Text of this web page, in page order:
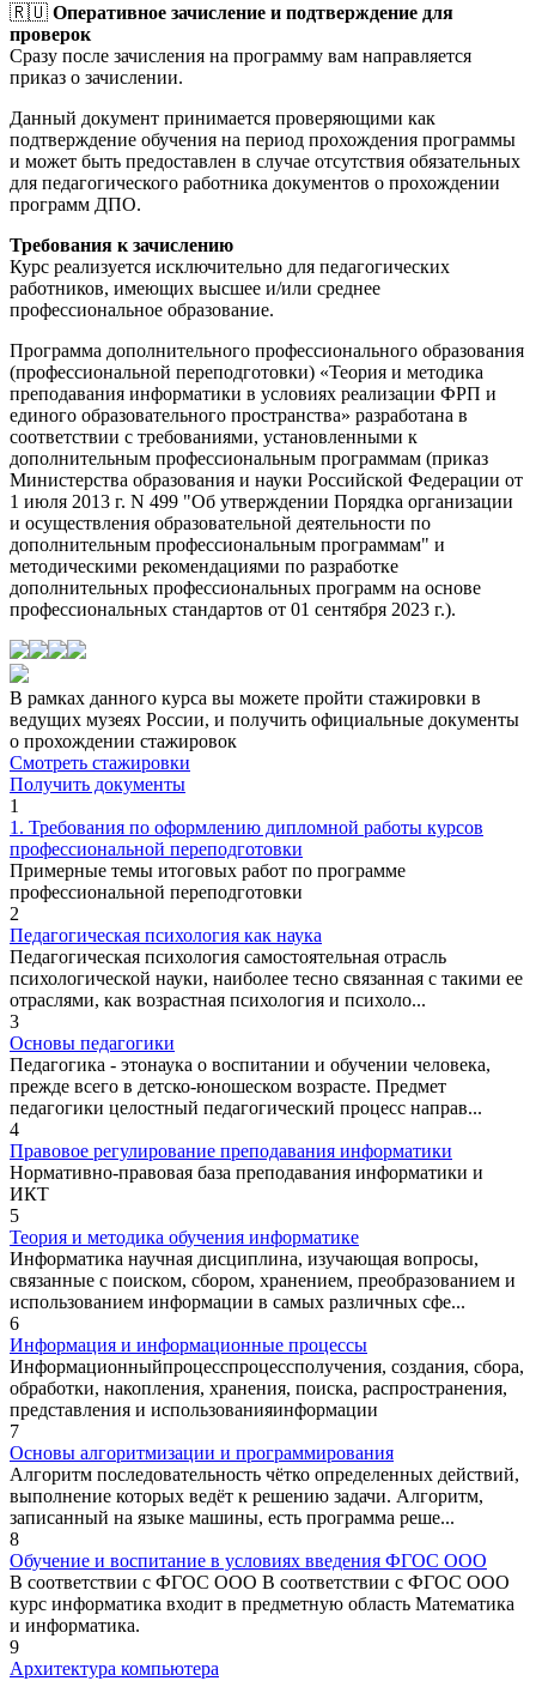
🇷🇺 Оперативное зачисление и подтверждение для
проверок
Сразу после зачисления на программу вам направляется
приказ о зачислении.
Данный документ принимается проверяющими как
подтверждение обучения на период прохождения программы
и может быть предоставлен в случае отсутствия обязательных
для педагогического работника документов о прохождении
программ ДПО.
Требования к зачислению
Курс реализуется исключительно для педагогических
работников, имеющих высшее и/или среднее
профессиональное образование.
Программа дополнительного профессионального образования
(профессиональной переподготовки) «Теория и методика
преподавания информатики в условиях реализации ФРП и
единого образовательного пространства» разработана в
соответствии с требованиями, установленными к
дополнительным профессиональным программам (приказ
Министерства образования и науки Российской Федерации от
1 июля 2013 г. N 499 "Об утверждении Порядка организации
и осуществления образовательной деятельности по
дополнительным профессиональным программам" и
методическими рекомендациями по разработке
дополнительных профессиональных программ на основе
профессиональных стандартов от 01 сентября 2023 г.).
В рамках данного курса вы можете пройти стажировки в
ведущих музеях России, и получить официальные документы
о прохождении стажировок
Смотреть стажировки
Получить документы
1
1. Требования по оформлению дипломной работы курсов
профессиональной переподготовки
Примерные темы итоговых работ по программе
профессиональной переподготовки
2
Педагогическая психология как наука
Педагогическая психология самостоятельная отрасль
психологической науки, наиболее тесно связанная с такими ее
отраслями, как возрастная психология и психоло...
3
Основы педагогики
Педагогика - этонаука о воспитании и обучении человека,
прежде всего в детско-юношеском возрасте. Предмет
педагогики целостный педагогический процесс направ...
4
Правовое регулирование преподавания информатики
Нормативно-правовая база преподавания информатики и
ИКТ
5
Теория и методика обучения информатике
Информатика научная дисциплина, изучающая вопросы,
связанные с поиском, сбором, хранением, преобразованием и
использованием информации в самых различных сфе...
6
Информация и информационные процессы
Информационныйпроцесспроцессполучения, создания, сбора,
обработки, накопления, хранения, поиска, распространения,
представления и использованияинформации
7
Основы алгоритмизации и программирования
Алгоритм последовательность чётко определенных действий,
выполнение которых ведёт к решению задачи. Алгоритм,
записанный на языке машины, есть программа реше...
8
Обучение и воспитание в условиях введения ФГОС ООО
В соответствии с ФГОС ООО В соответствии с ФГОС ООО
курс информатика входит в предметную область Математика
и информатика.
9
Архитектура компьютера